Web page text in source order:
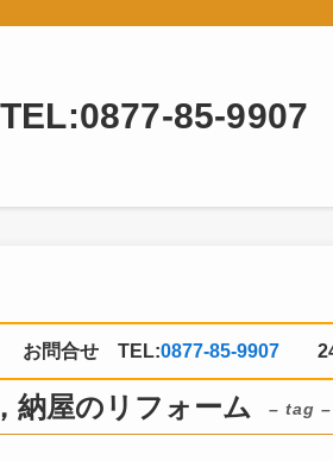
TEL:0877-85-9907
お問合せ TEL:0877-85-9907 24
納屋のリフォーム – tag –